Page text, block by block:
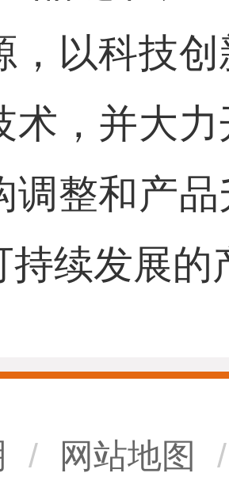
，以科技
，并大
调整和产
续发展的
/ 网站地图 /